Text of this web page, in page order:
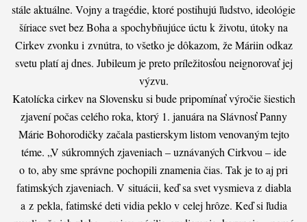
stále aktuálne. Vojny a tragédie, ktoré postihujú ľudstvo, ideológie
šíriace svet bez Boha a spochybňujúce úctu k životu, útoky na
Cirkev zvonku i zvnútra, to všetko je dôkazom, že Máriin odkaz
svetu platí aj dnes. Jubileum je preto príležitosťou neignorovať jej
výzvu.
Katolícka cirkev na Slovensku si bude pripomínať výročie šiestich
zjavení počas celého roka, ktorý 1. januára na Slávnosť Panny
Márie Bohorodičky začala pastierskym listom venovaným tejto
téme. „V súkromných zjaveniach – uznávaných Cirkvou – ide
o to, aby sme správne pochopili znamenia čias. Tak je to aj pri
fatimských zjaveniach. V situácii, keď sa svet vysmieva z diabla
a z pekla, fatimské deti vidia peklo v celej hrôze. Keď si ľudia